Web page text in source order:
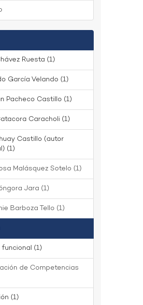
Ruesta (1)
García Velando (1)
Pacheco Castillo (1)
Caracholi (1)
Castillo (autor
(1)
Malásquez Sotelo (1)
Jara (1)
Barboza Tello (1)
(1)
de Competencias
(1)